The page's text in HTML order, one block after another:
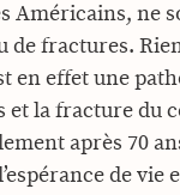
Américains, ne
de fractures.
en effet une
et la fracture du
après 70
de vie